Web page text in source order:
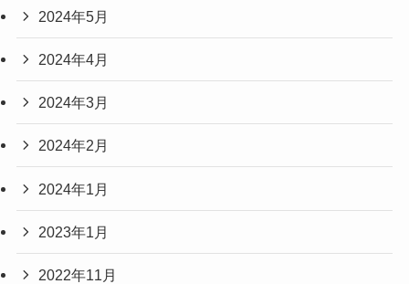
2024年5月
2024年4月
2024年3月
2024年2月
2024年1月
2023年1月
2022年11月